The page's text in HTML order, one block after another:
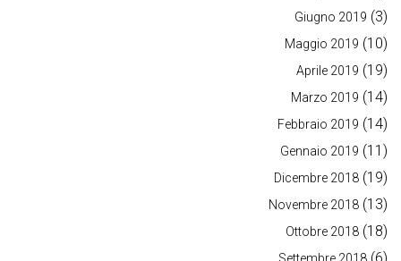
Giugno 2019 (3)
Maggio 2019 (10)
Aprile 2019 (19)
Marzo 2019 (14)
Febbraio 2019 (14)
Gennaio 2019 (11)
Dicembre 2018 (19)
Novembre 2018 (13)
Ottobre 2018 (18)